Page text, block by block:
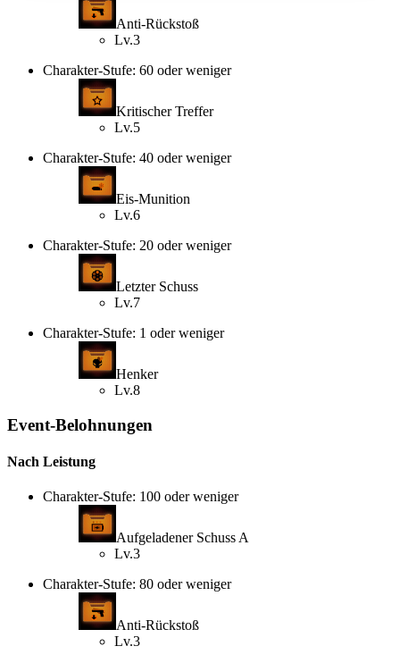
Anti-Rückstoß
Lv.3
Charakter-Stufe: 60 oder weniger
Kritischer Treffer
Lv.5
Charakter-Stufe: 40 oder weniger
Eis-Munition
Lv.6
Charakter-Stufe: 20 oder weniger
Letzter Schuss
Lv.7
Charakter-Stufe: 1 oder weniger
Henker
Lv.8
Event-Belohnungen
Nach Leistung
Charakter-Stufe: 100 oder weniger
Aufgeladener Schuss A
Lv.3
Charakter-Stufe: 80 oder weniger
Anti-Rückstoß
Lv.3